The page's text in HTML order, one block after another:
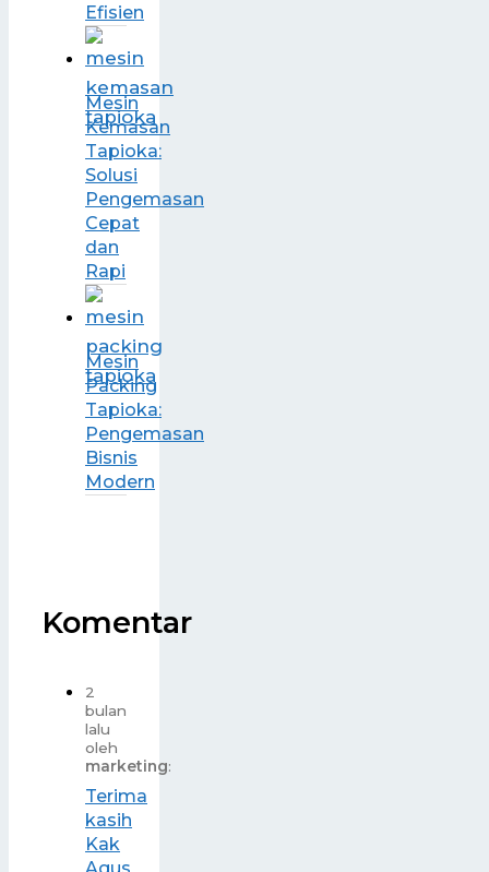
Efisien
Mesin
Kemasan
Tapioka:
Solusi
Pengemasan
Cepat
dan
Rapi
Mesin
Packing
Tapioka:
Pengemasan
Bisnis
Modern
Komentar
2
bulan
lalu
oleh
marketing:
Terima
kasih
Kak